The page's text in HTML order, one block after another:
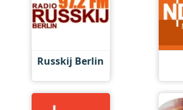
Russkij Berlin